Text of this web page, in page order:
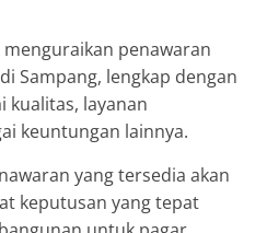
penawaran
Sampang, lengkap dengan
kualitas, layanan
keuntungan lainnya.
yang tersedia akan
keputusan yang tepat